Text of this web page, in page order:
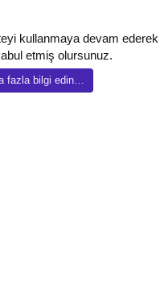
kullanmaya devam ederek
etmiş olursunuz.
fazla bilgi edin…